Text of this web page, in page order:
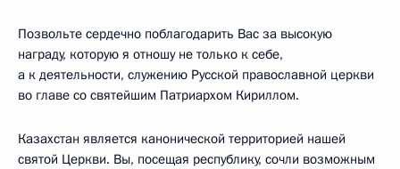
Позвольте сердечно поблагодарить Вас за высокую
награду, которую я отношу не только к себе,
а к деятельности, служению Русской православной церкви
во главе со святейшим Патриархом Кириллом.
Казахстан является канонической территорией нашей
святой Церкви. Вы, посещая республику, сочли возможным